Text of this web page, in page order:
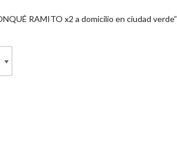
RAMITO x2 a domicilio en ciudad verde”